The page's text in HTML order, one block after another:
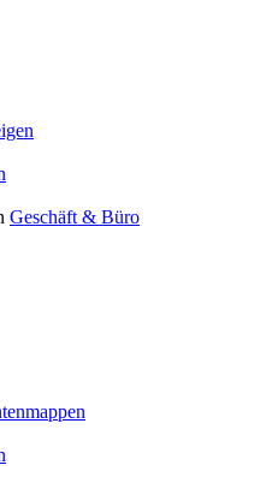
Geschäft & Büro